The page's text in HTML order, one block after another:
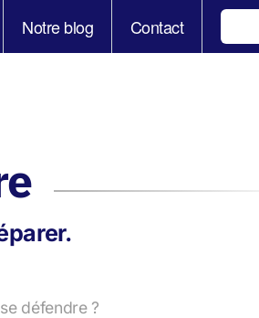
Notre blog Contact
défendre ?